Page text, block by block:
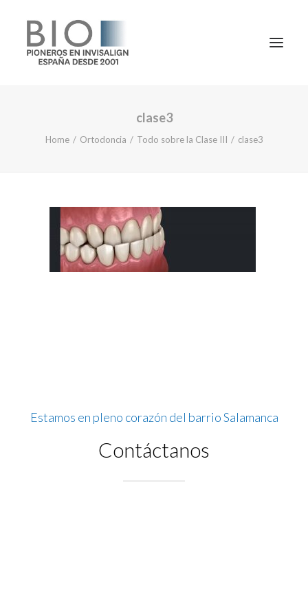
DOCTORES
CONTACTO
1ª CONSULTA GRATIS
clase3
Home Ortodoncia Todo sobre la Clase III clase3
Estamos en pleno corazón del barrio Salamanca
Contáctanos